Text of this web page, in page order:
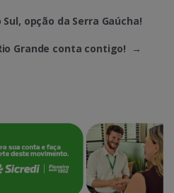
opção da Serra Gaúcha!
Grande conta contigo! →